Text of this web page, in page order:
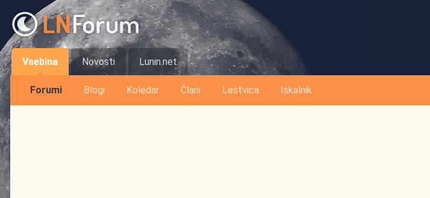
Vsebina
Forumi Blogi Koledar Člani Lestvica Iskalnik
Novosti Lunin.net